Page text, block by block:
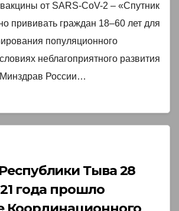
от SARS-CoV-2 – «Спутник
прививать граждан 18–60 лет для
популяционного
неблагоприятного развития
России…
Тыва 28
года прошло